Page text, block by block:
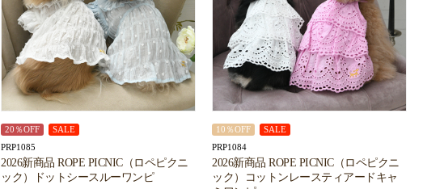
20％OFF SALE
PRP1085
2026新商品 ROPE PICNIC（ロペピクニ
ック）ドットシースルーワンピ
10％OFF SALE
PRP1084
2026新商品 ROPE PICNIC（ロペピクニ
ック）コットンレースティアードキャ